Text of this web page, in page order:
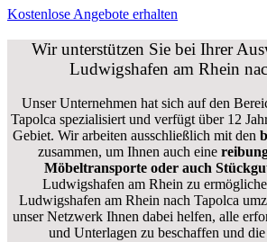
Kostenlose Angebote erhalten
Wir unterstützen Sie bei Ihrer
Ludwigshafen am Rhein
Unser Unternehmen hat sich auf den
Tapolca spezialisiert und verfügt über 12
Gebiet. Wir arbeiten ausschließlich mit den
zusammen, um Ihnen auch eine
Möbeltransporte oder auch
Ludwigshafen am Rhein zu
Ludwigshafen am Rhein nach Tapolca
unser Netzwerk Ihnen dabei helfen, alle
und Unterlagen zu beschaffen und